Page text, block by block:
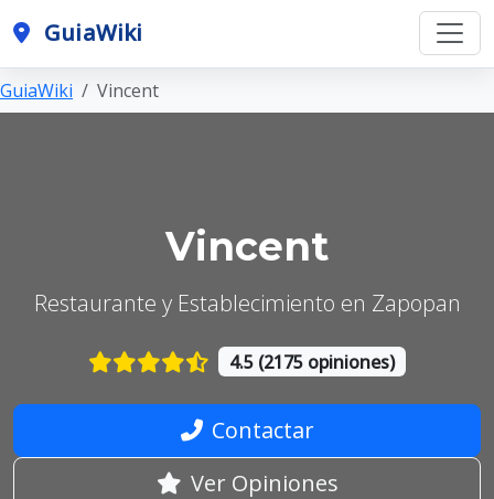
GuiaWiki
GuiaWiki Vincent
Vincent
Restaurante y Establecimiento en Zapopan
4.5 (2175 opiniones)
Contactar
Ver Opiniones